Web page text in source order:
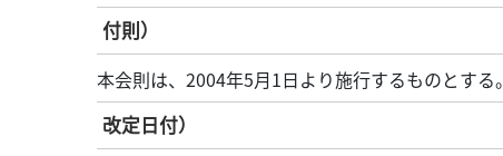
付則）
本会則は、2004年5月1日より施行するものとする。
改定日付）